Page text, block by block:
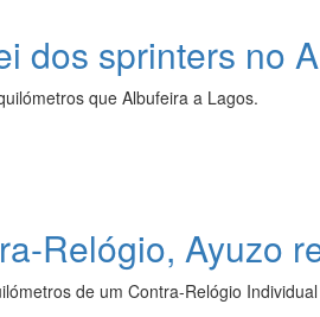
dos sprinters no
que Albufeira a Lagos.
Relógio, Ayuzo
de um Contra-Relógio